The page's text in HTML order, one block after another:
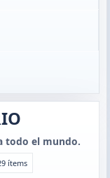
todo el mundo.
ítems